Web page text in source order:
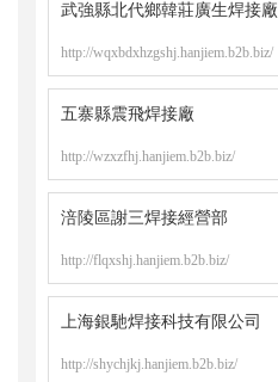
武強縣北代鄉韓莊廣生焊接廠
http://wqxbdxhzgshj.hanjiem.b2b.biz/
五寨縣震飛焊接廠
http://wzxzfhj.hanjiem.b2b.biz/
涪陵區謝三焊接經營部
http://flqxshj.hanjiem.b2b.biz/
上海銀馳焊接科技有限公司
http://shychjkj.hanjiem.b2b.biz/